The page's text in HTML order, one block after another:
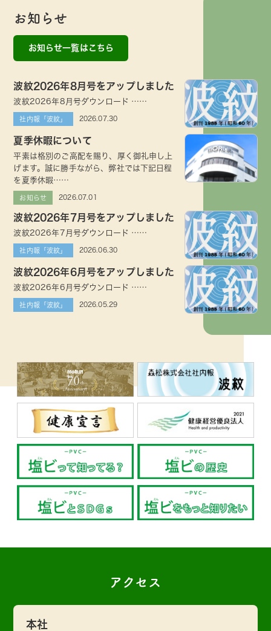
お知らせ
お知らせ一覧はこちら
波紋2026年8月号をアップしました
波紋2026年8月号ダウンロード ……
社内報「波紋」 2026.07.30
夏季休暇について
平素は格別のご高配を賜り、厚く御礼申し上
げます。誠に勝手ながら、弊社では下記日程
を夏季休暇……
お知らせ 2026.07.01
波紋2026年7月号をアップしました
波紋2026年7月号ダウンロード ……
社内報「波紋」 2026.06.30
波紋2026年6月号をアップしました
波紋2026年6月号ダウンロード ……
社内報「波紋」 2026.05.29
アクセス
本社